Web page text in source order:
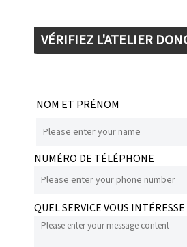
VÉRIFIEZ L'ATELIER
NOM ET PRÉNOM
NUMÉRO DE TÉLÉPHONE
QUEL SERVICE VOUS INTÉRESSE